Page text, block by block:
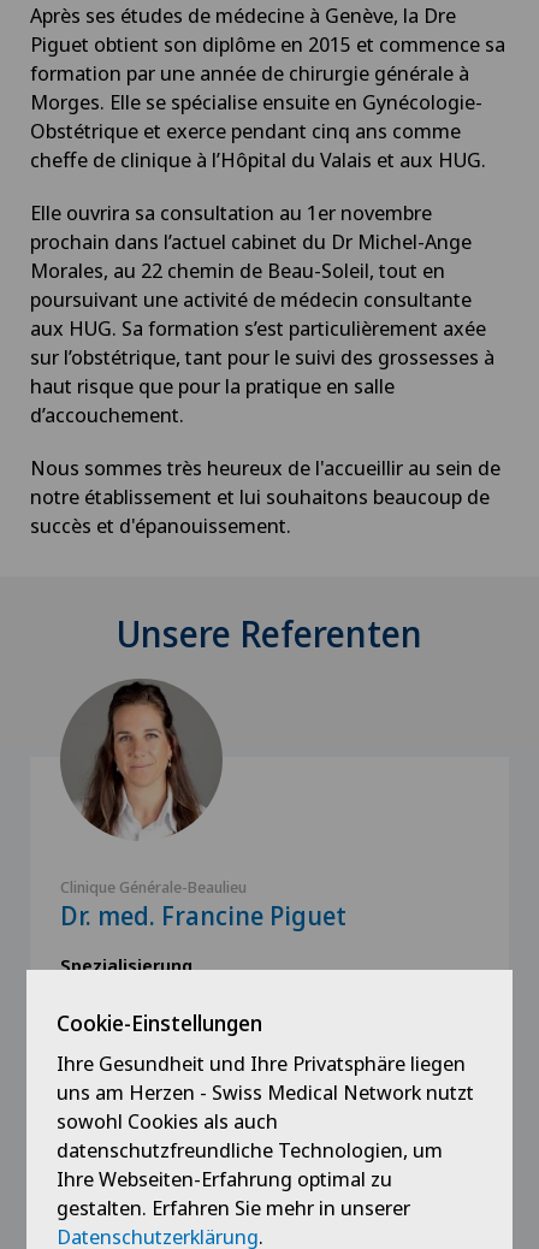
Après ses études de médecine à Genève, la Dre
Piguet obtient son diplôme en 2015 et commence sa
formation par une année de chirurgie générale à
Morges. Elle se spécialise ensuite en Gynécologie-
Obstétrique et exerce pendant cinq ans comme
cheffe de clinique à l’Hôpital du Valais et aux HUG.
Elle ouvrira sa consultation au 1er novembre
prochain dans l’actuel cabinet du Dr Michel-Ange
Morales, au 22 chemin de Beau-Soleil, tout en
poursuivant une activité de médecin consultante
aux HUG. Sa formation s’est particulièrement axée
sur l’obstétrique, tant pour le suivi des grossesses à
haut risque que pour la pratique en salle
d’accouchement.
Nous sommes très heureux de l'accueillir au sein de
notre établissement et lui souhaitons beaucoup de
succès et d'épanouissement.
Unsere Referenten
Clinique Générale-Beaulieu
Dr. med. Francine Piguet
Spezialisierung
Geburtshilfe
Profil ansehen
Cookie-Einstellungen
Ihre Gesundheit und Ihre Privatsphäre liegen
uns am Herzen - Swiss Medical Network nutzt
sowohl Cookies als auch
datenschutzfreundliche Technologien, um
Ihre Webseiten-Erfahrung optimal zu
gestalten. Erfahren Sie mehr in unserer
Datenschutzerklärung.